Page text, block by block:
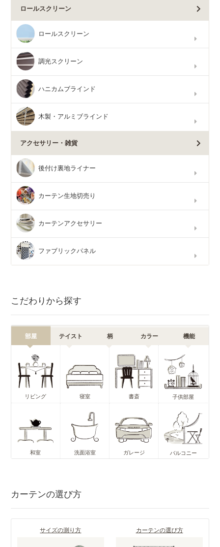
ロールスクリーン
ロールスクリーン
調光スクリーン
ハニカムブラインド
木製・アルミブラインド
アクセサリー・雑貨
後付け裏地ライナー
カーテン生地切売り
カーテンアクセサリー
ファブリックパネル
こだわりから探す
部屋 テイスト 柄 カラー 機能
リビング 寝室 書斎 子供部屋
和室 洗面浴室 ガレージ バルコニー
カーテンの選び方
サイズの測り方 カーテンの選び方